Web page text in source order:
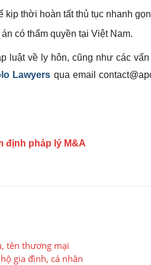
thời hoàn tất thủ tục nhanh
có thẩm quyền tại Việt Nam.
luật về ly hôn, cũng như các
Lawyers qua email
định pháp lý M&A
tên thương mại
gia đình, cá nhân